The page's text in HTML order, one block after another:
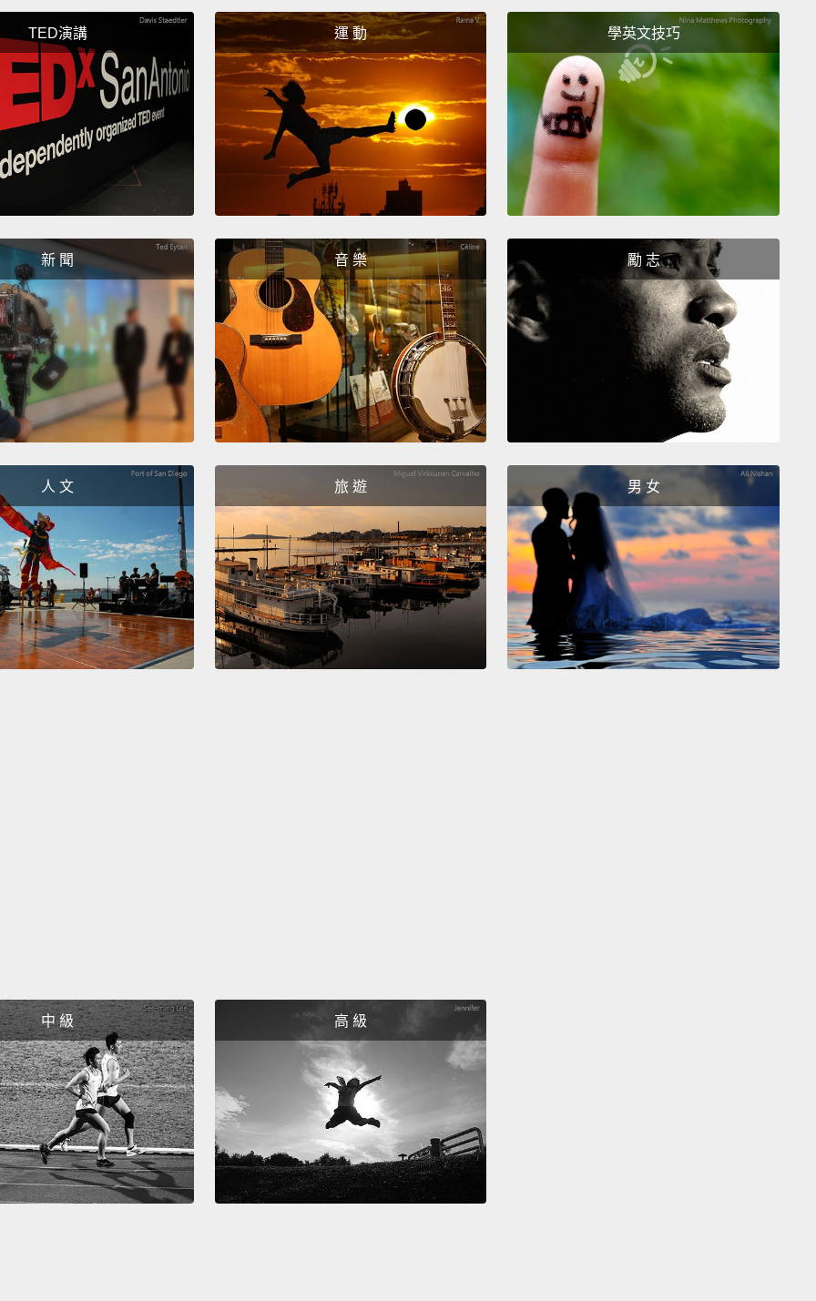
because they can see every day the contributions that
women are making in their own family, and I think that
gives them enormous amount of confidence as they go
forward.
那樣承擔重大責任而且同樣難以置信的可愛女人，她們的典範
是我女兒們的絕佳禮物，因為她們可以每天看到女人在她們自
己家中所做出的貢獻，而且我認為當她們前進成長時，會給她
們巨大無比的信心。
The issues that mothers face, those are issues that matter
to all of us. So families count on women having equal
opportunity. That's the reason why something like the
Affordable Care Act was so important, because a lot of
times women are paying more for their Healthcare. That's
why I signed the Lilly Ledbetter Act to make sure that
people got an equal day's pay for an equal day's work.
Because when we do that, that's not just good for women.
That's good for our country. That's good for families
everywhere.
母親們面對的問題，那些是事關我們所有人的問題。所以家庭
指望女人們有平等的機會。那就是為什麼像平價醫療法案(註
一)這樣的東西是那麼重要，因為很多時候女人為了醫療保健支
出更多。那就是為何我簽署Lilly Ledbetter法案(註二)來確保人
們為同樣一天的工作能得到同樣一天的薪水。因為當我們那樣
TED演講 運 動 學英文技巧
新 聞 音 樂 勵 志
人 文 旅 遊 男 女
中 級 高 級